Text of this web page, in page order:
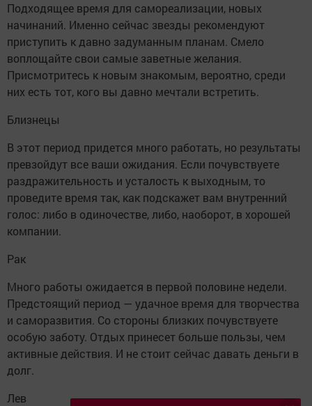
Подходящее время для самореализации, новых
начинаний. Именно сейчас звезды рекомендуют
приступить к давно задуманным планам. Смело
воплощайте свои самые заветные желания.
Присмотритесь к новым знакомым, вероятно, среди
них есть тот, кого вы давно мечтали встретить.
Близнецы
В этот период придется много работать, но результаты
превзойдут все ваши ожидания. Если почувствуете
раздражительность и усталость к выходным, то
проведите время так, как подскажет вам внутренний
голос: либо в одиночестве, либо, наоборот, в хорошей
компании.
Рак
Много работы ожидается в первой половине недели.
Предстоящий период — удачное время для творчества
и саморазвития. Со стороны близких почувствуете
особую заботу. Отдых принесет больше пользы, чем
активные действия. И не стоит сейчас давать деньги в
долг.
Лев